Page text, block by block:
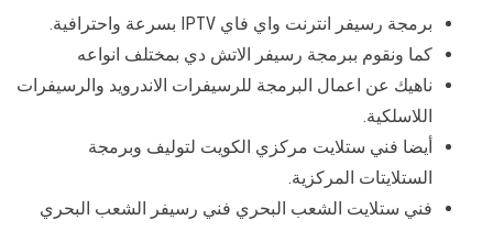
برمجة رسيفر انترنت واي فاي IPTV بسرعة واحترافية.
كما ونقوم ببرمجة رسيفر الاتش دي بمختلف انواعه
ناهيك عن اعمال البرمجة للرسيفرات الاندرويد والرسيفرات
اللاسلكية.
أيضا فني ستلايت مركزي الكويت لتوليف وبرمجة
الستلايتات المركزية.
فني ستلايت الشعب البحري فني رسيفر الشعب البحري